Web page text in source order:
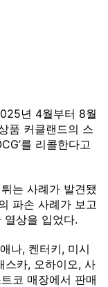
년 4월부터 8월
품 커클랜드의 스
를 리콜한다고
는 사례가 발견됐
파손 사례가 보고
상을 입었다.
나, 켄터키, 미시
스카, 오하이오, 사
코 매장에서 판매